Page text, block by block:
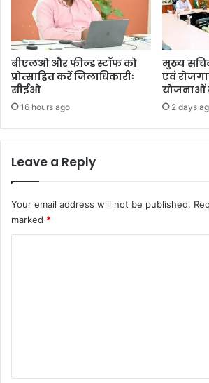
बीएलओ और फील्ड स्टॉफ को
प्रोत्साहित करें जिलाधिकारीः
सीईओ
16 hours ago
मुख्य
एवं
योजनाओं
2 days
Leave a Reply
Your email address will not be published.
marked *